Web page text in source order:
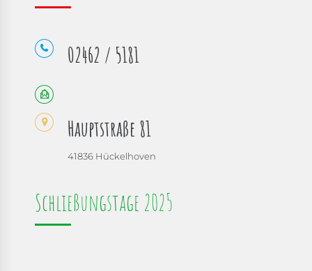
02462 / 5181
Hauptstraße 81
41836 Hückelhoven
Schließungstage 2025